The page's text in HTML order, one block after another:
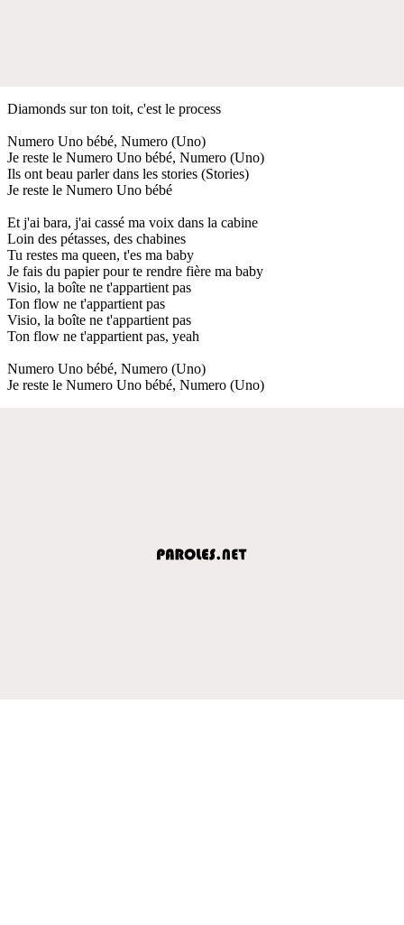
Diamonds sur ton toit, c'est le process
Numero Uno bébé, Numero (Uno)
Je reste le Numero Uno bébé, Numero (Uno)
Ils ont beau parler dans les stories (Stories)
Je reste le Numero Uno bébé
Et j'ai bara, j'ai cassé ma voix dans la cabine
Loin des pétasses, des chabines
Tu restes ma queen, t'es ma baby
Je fais du papier pour te rendre fière ma baby
Visio, la boîte ne t'appartient pas
Ton flow ne t'appartient pas
Visio, la boîte ne t'appartient pas
Ton flow ne t'appartient pas, yeah
Numero Uno bébé, Numero (Uno)
Je reste le Numero Uno bébé, Numero (Uno)